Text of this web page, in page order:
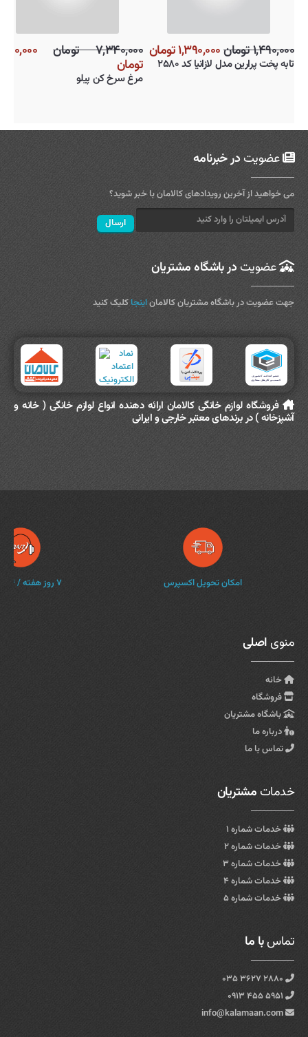
۷,۳۴۰,۰۰۰ تومان
تومان
مرغ سرخ کن پیلو
۱,۴۹۰,۰۰۰ تومان ۱,۳۹۰,۰۰۰ تومان
تابه پخت پرارین مدل لازانیا کد ۲۵۸۰
عضویتدر خبرنامه
می خواهید از آخرین رویدادهای کالامان با خبر شوید؟
عضویت در باشگاه مشتریان
جهت عضویت در باشگاه مشتریان کالاماناینجا کلیک کنید
فروشگاه لوازم خانگی کالامان ارائه دهنده انواع لوازم خانگی ( خانه و
آشپزخانه ) در برندهای معتبر خارجی و ایرانی
امکان تحویل اکسپرس ۷ روز هفته / ۲۴ ساعته
منویاصلی
خانه
فروشگاه
باشگاه مشتریان
درباره ما
تماس با ما
خدمات مشتریان
خدمات شماره ۱
خدمات شماره ۲
خدمات شماره ۳
خدمات شماره ۴
خدمات شماره ۵
تماسبا ما
info@kalamaan.com